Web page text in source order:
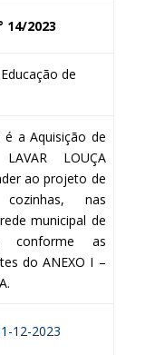
14/2023
de
a Aquisição de
LOUÇA
ao projeto de
nas
municipal de
conforme as
do ANEXO I –
12-2023